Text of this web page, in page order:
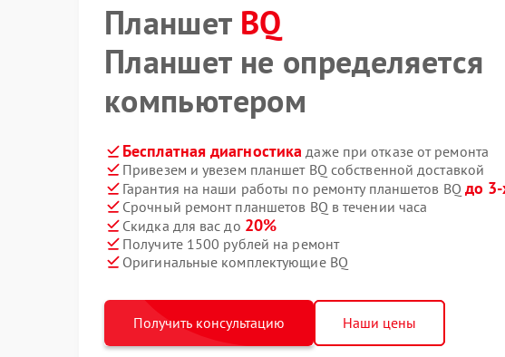
Планшет BQ
Планшет не определяется
компьютером
Бесплатная диагностика даже при отказе от ремонта
Привезем и увезем планшет BQ собственной доставкой
Гарантия на наши работы по ремонту планшетов BQ до 3-
Срочный ремонт планшетов BQ в течении часа
Скидка для вас до 20%
Получите 1500 рублей на ремонт
Оригинальные комплектующие BQ
Получить консультацию Наши цены